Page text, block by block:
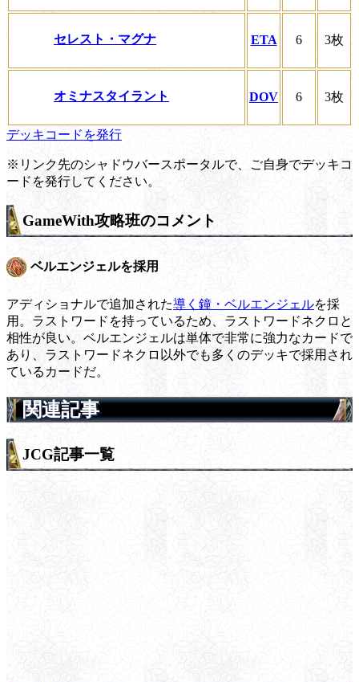
セレスト・マグナ ETA 6 3枚
オミナスタイラント DOV 6 3枚
デッキコードを発行
※リンク先のシャドウバースポータルで、ご自身でデッキコ
ードを発行してください。
GameWith攻略班のコメント
ベルエンジェルを採用
アディショナルで追加された導く鐘・ベルエンジェルを採
用。ラストワードを持っているため、ラストワードネクロと
相性が良い。ベルエンジェルは単体で非常に強力なカードで
あり、ラストワードネクロ以外でも多くのデッキで採用され
ているカードだ。
関連記事
JCG記事一覧